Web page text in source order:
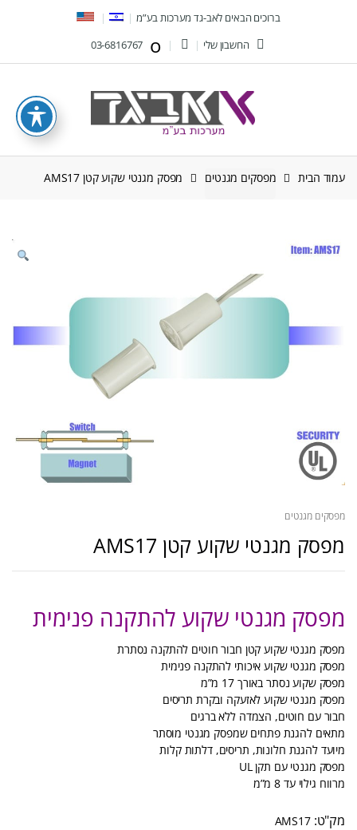
ברוכים הבאים לאב-גד מערכות בע”מ
החשבון שלי
עמוד הבית מפסקים מגנטים מפסק מגנטי שקוע קטן AMS17
מפסקים מגנטים
מפסק מגנטי שקוע קטן AMS17
מפסק מגנטי שקוע להתקנה פנימית
מפסק מגנטי שקוע קטן חבור חוטים להתקנה נסתרת
מפסק מגנטי שקוע איכותי להתקנה פנימית
מפסק שקוע נסתר באורך 17 מ”מ
מפסק מגנטי שקוע לאזעקה ובקרת תריסים
חבור עם חוטים, הצמדה ללא ברגים
מתאים להגנת פתחים שמפסק מגנטי מוסתר
מיועד להגנת חלונות, תריסים, דלתות קלות
מפסק מגנטי עם תקן UL
מרווח גילוי עד 8 מ”מ
AMS17